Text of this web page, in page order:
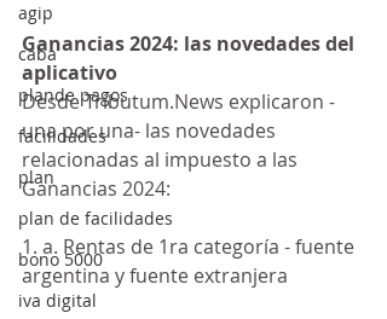
agip
caba
plande pagos
facilidades
plan
plan de facilidades
bono 5000
iva digital
Ganancias 2024: las novedades del
aplicativo
Desde Tributum.News explicaron -
una por una- las novedades
relacionadas al impuesto a las
Ganancias 2024:
1. a. Rentas de 1ra categoría - fuente
argentina y fuente extranjera